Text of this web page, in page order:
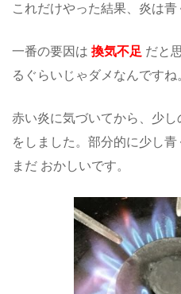
これだけやった結果、炎は青
一番の要因は 換気不足 だと
るぐらいじゃダメなんですね
赤い炎に気づいてから、少
をしました。部分的に少し
まだ おかしいです。